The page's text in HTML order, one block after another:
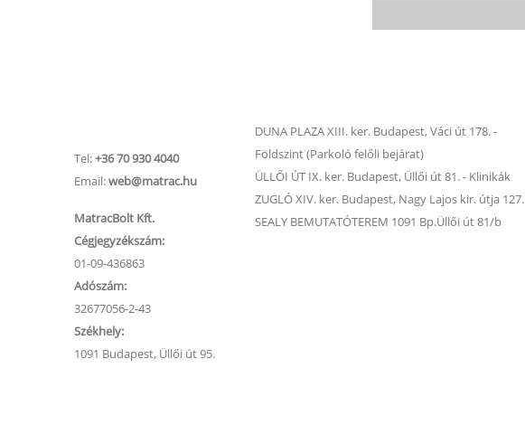
Tel:+36 70 930 4040
Email:web@matrac.hu
MatracBolt Kft.
Cégjegyzékszám:
01-09-436863
Adószám:
32677056-2-43
Székhely:
1091 Budapest, Üllői út 95.
DUNA PLAZA XIII. ker. Budapest, Váci út 178. -
Földszint (Parkoló felőli bejárat)
ÜLLŐI ÚT IX. ker. Budapest, Üllői út 81. - Klinikák
ZUGLÓ XIV. ker. Budapest, Nagy Lajos kir. útja 127.
SEALY BEMUTATÓTEREM 1091 Bp.Üllői út 81/b